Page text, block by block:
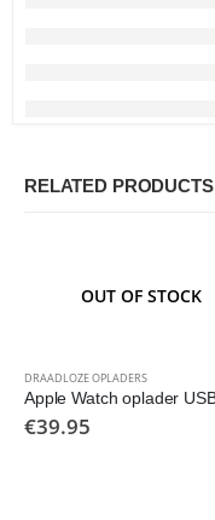
RELATED PRODUCTS
OUT OF STOCK
DRAADLOZE OPLADERS
€39.95